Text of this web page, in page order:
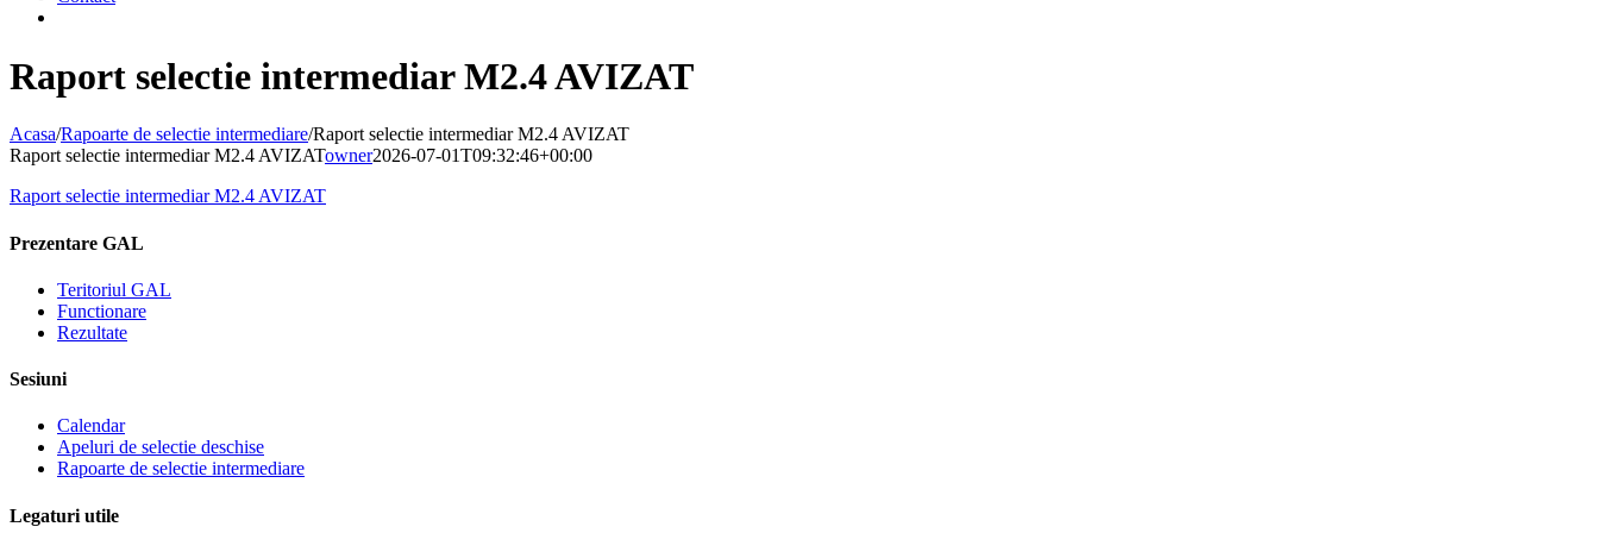
Raport selectie intermediar M2.4 AVIZAT
Acasa/Rapoarte de selectie intermediare/Raport selectie intermediar M2.4 AVIZAT
Raport selectie intermediar M2.4 AVIZATowner2026-07-01T09:32:46+00:00
Raport selectie intermediar M2.4 AVIZAT
Prezentare GAL
Teritoriul GAL
Functionare
Rezultate
Sesiuni
Calendar
Apeluri de selectie deschise
Rapoarte de selectie intermediare
Legaturi utile